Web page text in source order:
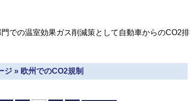
での温室効果ガス削減策として自動車からのCO2排
ジ » 欧州でのCO2規制